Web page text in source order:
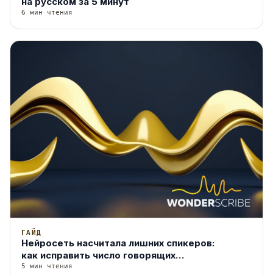
6 мин чтения
ГАЙД
Нейросеть насчитала лишних спикеров:
как исправить число говорящих
без пересъёмки
5 мин чтения